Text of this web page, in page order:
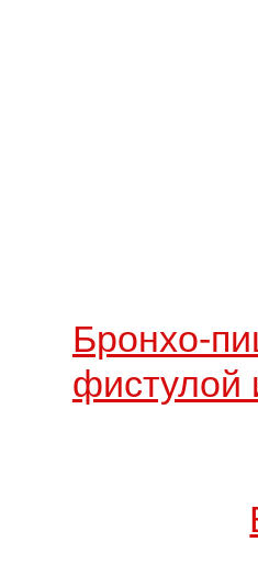
Бронхо-
фистулой